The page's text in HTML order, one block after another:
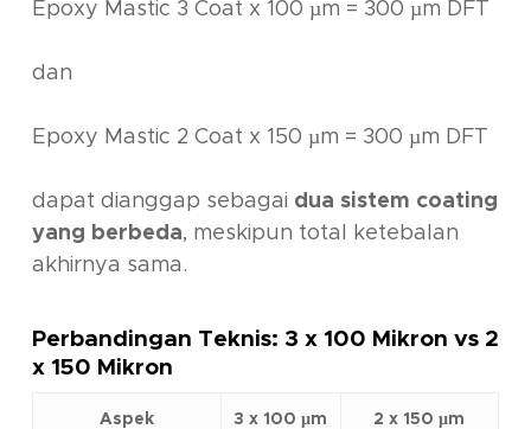
Epoxy Mastic 3 Coat x 100 µm = 300 µm DFT
dan
Epoxy Mastic 2 Coat x 150 µm = 300 µm DFT
dapat dianggap sebagai dua sistem coating
yang berbeda, meskipun total ketebalan
akhirnya sama.
Perbandingan Teknis: 3 x 100 Mikron vs 2
x 150 Mikron
Aspek 3 x 100 µm 2 x 150 µm